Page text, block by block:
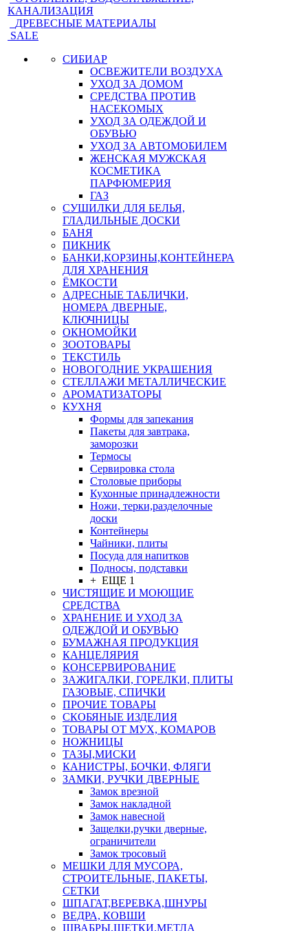
КАНАЛИЗАЦИЯ
ДРЕВЕСНЫЕ МАТЕРИАЛЫ
SALE
СИБИАР
ОСВЕЖИТЕЛИ ВОЗДУХА
УХОД ЗА ДОМОМ
СРЕДСТВА ПРОТИВ
НАСЕКОМЫХ
УХОД ЗА ОДЕЖДОЙ И
ОБУВЬЮ
УХОД ЗА АВТОМОБИЛЕМ
ЖЕНСКАЯ МУЖСКАЯ
КОСМЕТИКА
ПАРФЮМЕРИЯ
ГАЗ
СУШИЛКИ ДЛЯ БЕЛЬЯ,
ГЛАДИЛЬНЫЕ ДОСКИ
БАНЯ
ПИКНИК
БАНКИ,КОРЗИНЫ,КОНТЕЙНЕРА
ДЛЯ ХРАНЕНИЯ
ЁМКОСТИ
АДРЕСНЫЕ ТАБЛИЧКИ,
НОМЕРА ДВЕРНЫЕ,
КЛЮЧНИЦЫ
ОКНОМОЙКИ
ЗООТОВАРЫ
ТЕКСТИЛЬ
НОВОГОДНИЕ УКРАШЕНИЯ
СТЕЛЛАЖИ МЕТАЛЛИЧЕСКИЕ
АРОМАТИЗАТОРЫ
КУХНЯ
Формы для запекания
Пакеты для завтрака,
заморозки
Термосы
Сервировка стола
Столовые приборы
Кухонные принадлежности
Ножи, терки,разделочные
доски
Контейнеры
Чайники, плиты
Посуда для напитков
Подносы, подставки
+ ЕЩЕ 1
ЧИСТЯЩИЕ И МОЮЩИЕ
СРЕДСТВА
ХРАНЕНИЕ И УХОД ЗА
ОДЕЖДОЙ И ОБУВЬЮ
БУМАЖНАЯ ПРОДУКЦИЯ
КАНЦЕЛЯРИЯ
КОНСЕРВИРОВАНИЕ
ЗАЖИГАЛКИ, ГОРЕЛКИ, ПЛИТЫ
ГАЗОВЫЕ, СПИЧКИ
ПРОЧИЕ ТОВАРЫ
СКОБЯНЫЕ ИЗДЕЛИЯ
ТОВАРЫ ОТ МУХ, КОМАРОВ
НОЖНИЦЫ
ТАЗЫ,МИСКИ
КАНИСТРЫ, БОЧКИ, ФЛЯГИ
ЗАМКИ, РУЧКИ ДВЕРНЫЕ
Замок врезной
Замок накладной
Замок навесной
Защелки,ручки дверные,
ограничители
Замок тросовый
МЕШКИ ДЛЯ МУСОРА,
СТРОИТЕЛЬНЫЕ, ПАКЕТЫ,
СЕТКИ
ШПАГАТ,ВЕРЕВКА,ШНУРЫ
ВЕДРА, КОВШИ
ШВАБРЫ,ЩЕТКИ,МЕТЛА